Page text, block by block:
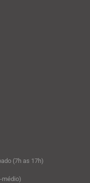
(7h as 17h)
médio)